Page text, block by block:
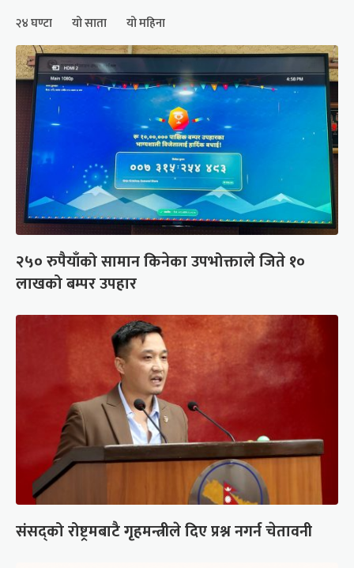
२४ घण्टा यो साता यो महिना
२५० रुपैयाँको सामान किनेका उपभोक्ताले जिते १०
लाखको बम्पर उपहार
संसद्को रोष्ट्रमबाटै गृहमन्त्रीले दिए प्रश्न नगर्न चेतावनी